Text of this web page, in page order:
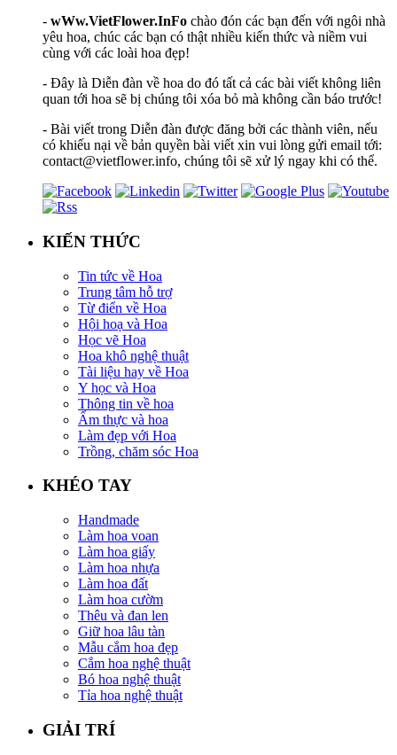
- wWw.VietFlower.InFo chào đón các bạn đến với ngôi nhà
yêu hoa, chúc các bạn có thật nhiều kiến thức và niềm vui
cùng với các loài hoa đẹp!
- Đây là Diễn đàn về hoa do đó tất cả các bài viết không liên
quan tới hoa sẽ bị chúng tôi xóa bỏ mà không cần báo trước!
- Bài viết trong Diễn đàn được đăng bởi các thành viên, nếu
có khiếu nại về bản quyền bài viết xin vui lòng gửi email tới:
contact@vietflower.info, chúng tôi sẽ xử lý ngay khi có thể.
KIẾN THỨC
Tin tức về Hoa
Trung tâm hỗ trợ
Từ điển về Hoa
Hội hoạ và Hoa
Học vẽ Hoa
Hoa khô nghệ thuật
Tài liệu hay về Hoa
Y học và Hoa
Thông tin về hoa
Ẩm thực và hoa
Làm đẹp với Hoa
Trồng, chăm sóc Hoa
KHÉO TAY
Handmade
Làm hoa voan
Làm hoa giấy
Làm hoa nhựa
Làm hoa đất
Làm hoa cườm
Thêu và đan len
Giữ hoa lâu tàn
Mẫu cắm hoa đẹp
Cắm hoa nghệ thuật
Bó hoa nghệ thuật
Tỉa hoa nghệ thuật
GIẢI TRÍ